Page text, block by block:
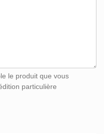
le produit que vous
particulière